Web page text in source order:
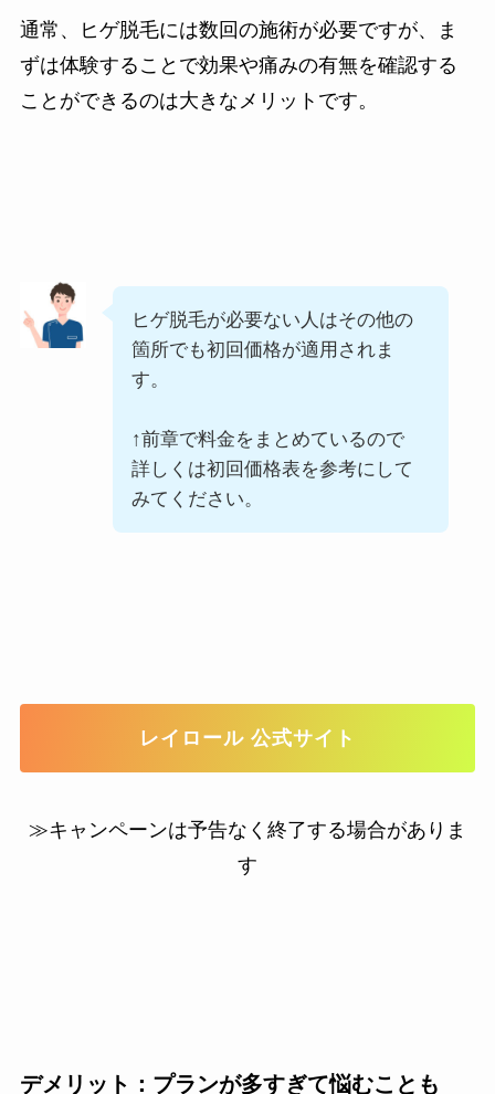
通常、ヒゲ脱毛には数回の施術が必要ですが、ま
ずは体験することで効果や痛みの有無を確認する
ことができるのは大きなメリットです。
ヒゲ脱毛が必要ない人はその他の
箇所でも初回価格が適用されま
す。
↑前章で料金をまとめているので
詳しくは初回価格表を参考にして
みてください。
レイロール 公式サイト
≫キャンペーンは予告なく終了する場合がありま
す
デメリット：プランが多すぎて悩むことも